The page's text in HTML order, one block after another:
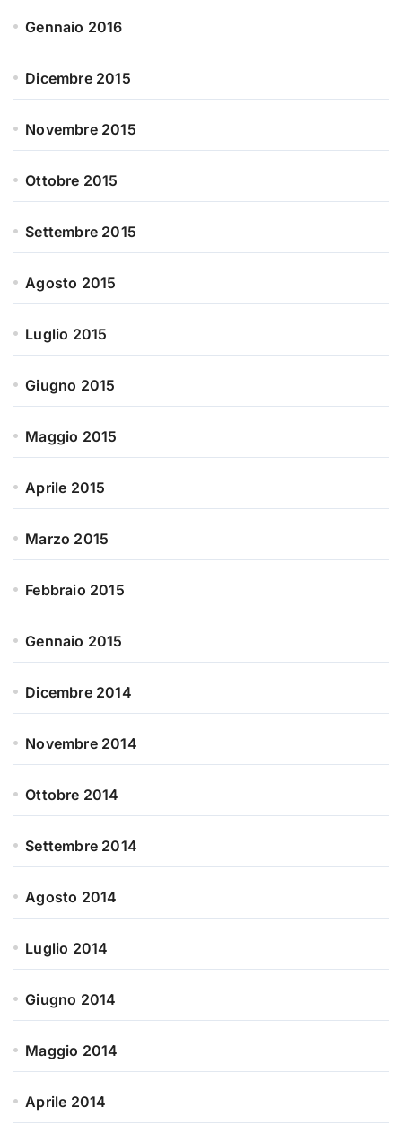
Gennaio 2016
Dicembre 2015
Novembre 2015
Ottobre 2015
Settembre 2015
Agosto 2015
Luglio 2015
Giugno 2015
Maggio 2015
Aprile 2015
Marzo 2015
Febbraio 2015
Gennaio 2015
Dicembre 2014
Novembre 2014
Ottobre 2014
Settembre 2014
Agosto 2014
Luglio 2014
Giugno 2014
Maggio 2014
Aprile 2014